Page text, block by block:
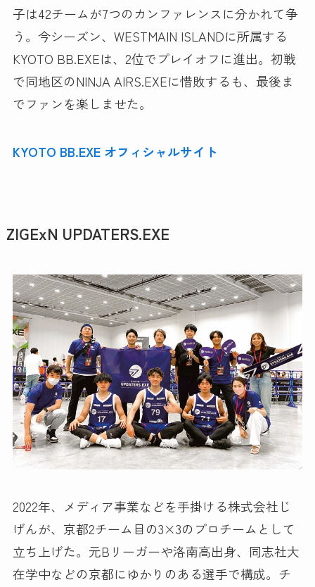
子は42チームが7つのカンファレンスに分かれて争
う。今シーズン、WESTMAIN ISLANDに所属する
KYOTO BB.EXEは、2位でプレイオフに進出。初戦
で同地区のNINJA AIRS.EXEに惜敗するも、最後ま
でファンを楽しませた。
KYOTO BB.EXE オフィシャルサイト
ZIGExN UPDATERS.EXE
2022年、メディア事業などを手掛ける株式会社じ
げんが、京都2チーム目の3×3のプロチームとして
立ち上げた。元Bリーガーや洛南高出身、同志社大
在学中などの京都にゆかりのある選手で構成。チ